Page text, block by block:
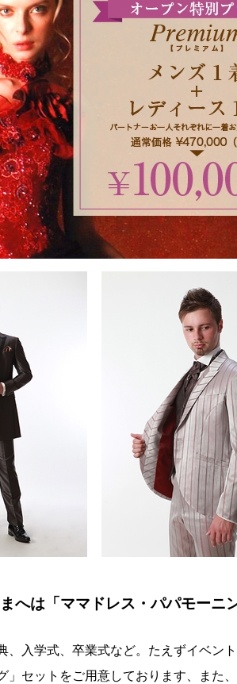
へは「ママドレス・パパモーニ
、入学式、卒業式など。たえずイベン
」セットをご用意しております、また